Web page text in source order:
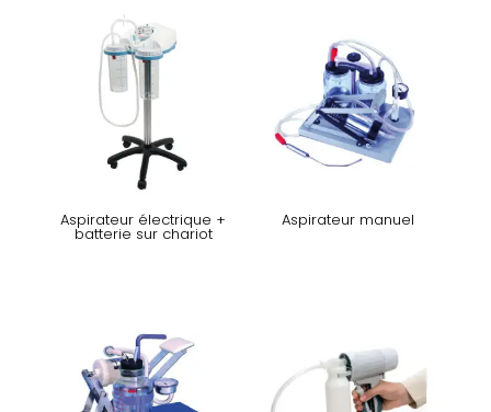
Aspirateur électrique +
batterie sur chariot
Aspirateur manuel